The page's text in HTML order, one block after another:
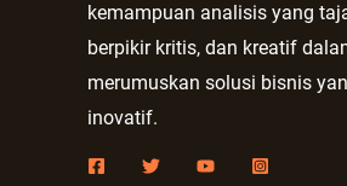
kemampuan analisis yang
berpikir kritis, dan kreatif
merumuskan solusi bisnis
inovatif.